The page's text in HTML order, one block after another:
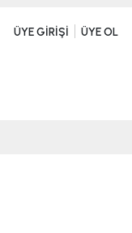
ÜYE GİRİŞİ ÜYE OL